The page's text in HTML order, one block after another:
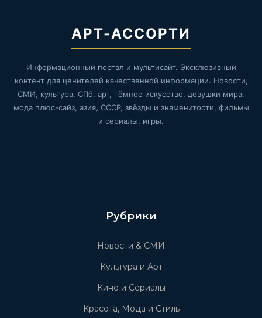
АРТ-АССОРТИ
Информационный портал и мультисайт. Эксклюзивный
контент для ценителей качественной информации. Новости,
СМИ, культура, СПб, арт, тёмное искусство, девушки мира,
мода плюс-сайз, азия, СССР, звёзды и знаменитости, фильмы
и сериалы, игры.
Рубрики
Новости & СМИ
Культура и Арт
Кино и Сериалы
Красота, Мода и Стиль